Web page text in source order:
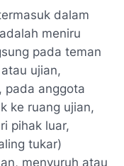
dalam
meniru
pada teman
ujian,
pada anggota
ke ruang ujian,
pihak luar,
tukar)
menyuruh atau